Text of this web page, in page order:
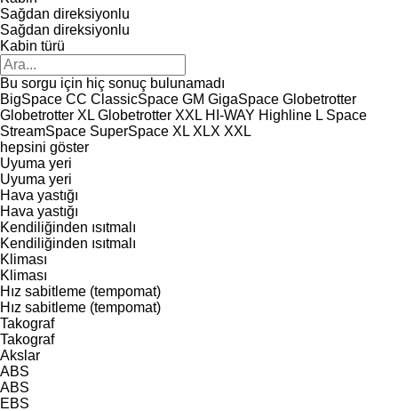
Sağdan direksiyonlu
Sağdan direksiyonlu
Kabin türü
Bu sorgu için hiç sonuç bulunamadı
BigSpace CC ClassicSpace GM GigaSpace Globetrotter
Globetrotter XL Globetrotter XXL HI-WAY Highline L Space
StreamSpace SuperSpace XL XLX XXL
hepsini göster
Uyuma yeri
Uyuma yeri
Hava yastığı
Hava yastığı
Kendiliğinden ısıtmalı
Kendiliğinden ısıtmalı
Kliması
Kliması
Hız sabitleme (tempomat)
Hız sabitleme (tempomat)
Takograf
Takograf
Akslar
ABS
ABS
EBS